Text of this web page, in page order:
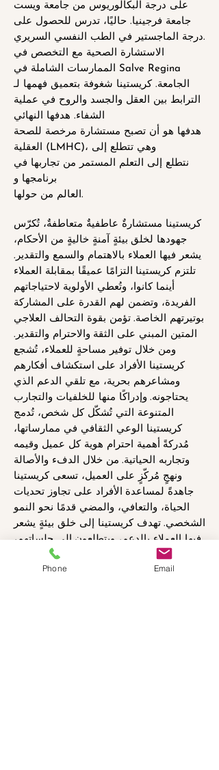
على درجة البكالوريوس من جامعة ويست
جامعة فرجينيا. حاليًا، تدرس للحصول على
درجة الماجستير في الطب النفسي السريري.
الاستشارة الصحية مع التخصص في
الممارسات الشاملة في Salve Regina
الجامعة. كريستينا شغوفة بتعميق فهمها لـ
الترابط بين العقل والجسد والروح في عملية
الشفاء. هدفها النهائي
هدفها هو أن تصبح مستشارة مرخصة للصحة
العقلية (LMHC)، وهي تتطلع إلى
نتطلع إلى التعلم المستمر من تجاربها في
برنامجها و
العالم من حولها.
كريستينا مستشارةٌ عاطفيةٌ متعاطفةٌ، تُكرّس
جهودها لخلق بيئةٍ آمنةٍ خاليةٍ من الأحكام،
يشعر فيها العملاء بالاهتمام والسمع والتقدير.
تلتزم كريستينا التزامًا عميقًا بمقابلة العملاء
أينما كانوا، وتُعطي الأولوية لاحتياجاتهم
الفريدة، وتضمن لهم القدرة على المشاركة
بوتيرتهم الخاصة. تؤمن بقوة التحالف العلاجي
المتين المبني على الثقة والاحترام والتقدير.
ومن خلال توفير مساحةٍ للعملاء، تُشجع
كريستينا الأفراد على استكشاف أفكارهم
ومشاعرهم بحرية، مع تلقي الدعم الذي
يحتاجونه. وإدراكًا منها للخلفيات والتجارب
المتنوعة التي تُشكّل كل شخص، تُدمج
كريستينا الوعي الثقافي في ممارساتها،
مُدركةً أهمية احترام هوية كل عميل وقيمه
وتجاربه الحياتية. من خلال الدفء والأصالة
ونهجٍ مُركّزٍ على العميل، تسعى كريستينا
جاهدةً لمساعدة الأفراد على تجاوز تحديات
الحياة، والتعافي، والمضي قدمًا نحو النمو
الشخصي. تهدف كريستينا إلى خلق بيئةٍ يشعر
فيها العملاء بالدعم، ويتطلعون إلى جلساتهم،
واثقين من وجود حليفٍ موثوقٍ يُعتمد عليه
رحلتهم.Phone Email